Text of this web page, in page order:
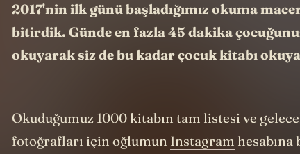
2017'nin ilk günü başladığımız okuma
bitirdik. Günde en fazla 45 dakika
okuyarak siz de bu kadar çocuk kitabı
Okuduğumuz 1000 kitabın tam listesi ve
fotoğrafları için oğlumun Instagram